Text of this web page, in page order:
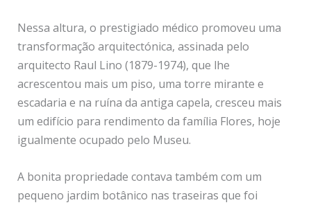
Nessa altura, o prestigiado médico promoveu uma
transformação arquitectónica, assinada pelo
arquitecto Raul Lino (1879-1974), que lhe
acrescentou mais um piso, uma torre mirante e
escadaria e na ruína da antiga capela, cresceu mais
um edifício para rendimento da família Flores, hoje
igualmente ocupado pelo Museu.
A bonita propriedade contava também com um
pequeno jardim botânico nas traseiras que foi